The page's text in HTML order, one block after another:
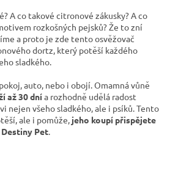
A co takové citronové zákusky? A co
rozkošných pejsků? Že to zní
a proto je zde tento osvěžovač
dortz, který potěší každého
sladkého.
auto, nebo i obojí. Omamná vůně
až 30 dnía rozhodně udělá radost
nejen všeho sladkého, ale i psíků. Tento
ale i pomůže, jeho koupí přispějete
Destiny Pet.